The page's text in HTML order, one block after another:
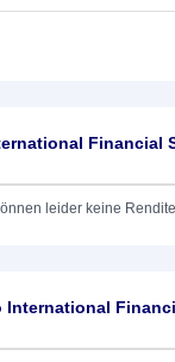
Financial
leider keine
International